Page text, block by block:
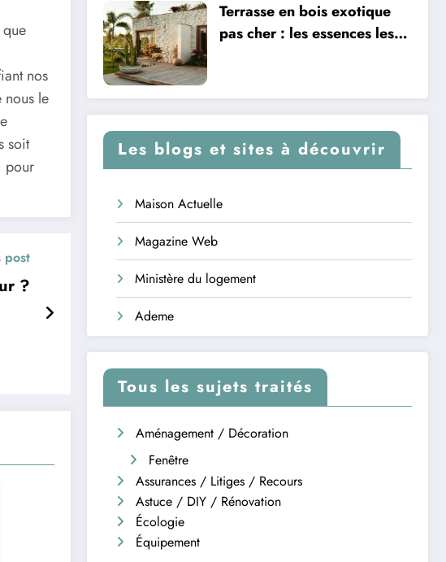
nos
nous le
soit
pour
post
?
Terrasse en bois exotique
pas cher : les essences les
Les blogs et sites à découvrir
Maison Actuelle
Magazine Web
Ministère du logement
Ademe
Tous les sujets traités
Aménagement / Décoration
Fenêtre
Assurances / Litiges / Recours
Astuce / DIY / Rénovation
Écologie
Équipement